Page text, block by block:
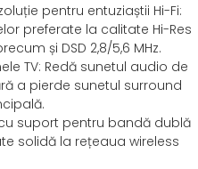
pentru entuziaștii Hi-Fi:
preferate la calitate Hi-Res
și DSD 2,8/5,6 MHz.
TV: Redă sunetul audio de
a pierde sunetul surround
suport pentru bandă dublă
solidă la rețeaua wireless